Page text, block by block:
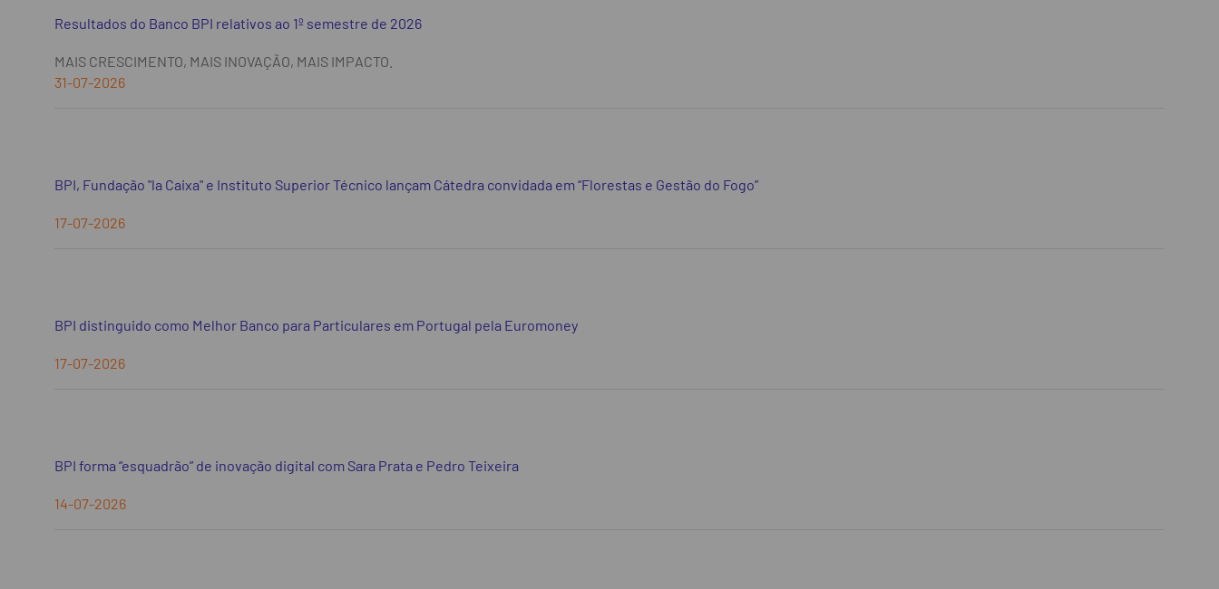
Resultados do Banco BPI relativos ao 1º semestre de 2026
MAIS CRESCIMENTO, MAIS INOVAÇÃO, MAIS IMPACTO.
31-07-2026
BPI, Fundação "la Caixa" e Instituto Superior Técnico lançam Cátedra convidada em “Florestas e Gestão do Fogo”
17-07-2026
BPI distinguido como Melhor Banco para Particulares em Portugal pela Euromoney
17-07-2026
BPI forma “esquadrão” de inovação digital com Sara Prata e Pedro Teixeira
14-07-2026